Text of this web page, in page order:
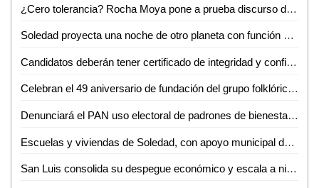
¿Cero tolerancia? Rocha Moya pone a prueba discurso de anticorrupción en Morena
Soledad proyecta una noche de otro planeta con función especial de Star Wars
Candidatos deberán tener certificado de integridad y confiabilidad, propone el Dip. Héctor Serrano Cortés
Celebran el 49 aniversario de fundación del grupo folklórico huasteco
Denunciará el PAN uso electoral de padrones de bienestar en cuanto inicie el proceso electoral
Escuelas y viviendas de Soledad, con apoyo municipal de abasto de agua: alcalde
San Luis consolida su despegue económico y escala a nivel nacional